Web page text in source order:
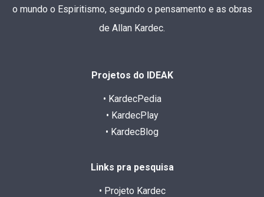
o mundo o Espiritismo, segundo o pensamento e as obras
de Allan Kardec.
Projetos do IDEAK
• KardecPedia
• KardecPlay
• KardecBlog
Links pra pesquisa
• Projeto Kardec